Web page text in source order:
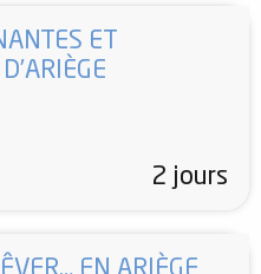
ET
2 jours